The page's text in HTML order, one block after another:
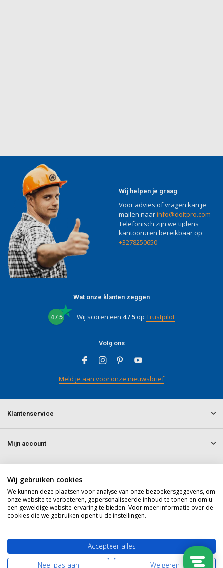
Wij helpen je graag
Voor advies of vragen kan je
mailen naarinfo@doitpro.com
Telefonisch zijn we tijdens
kantooruren bereikbaar op
+3278250650
Wat onze klanten zeggen
4 / 5 Wij scoren een 4 / 5op Trustpilot
Volg ons
Meld je aan voor onze nieuwsbrief
Klantenservice
Mijn account
Contact
Wij gebruiken cookies
We kunnen deze plaatsen voor analyse van onze bezoekersgegevens, om
onze website te verbeteren, gepersonaliseerde inhoud te tonen en om u
een geweldige website-ervaring te bieden. Voor meer informatie over de
cookies die we gebruiken opent u de instellingen.
Accepteer alles
Nee, pas aan
Weigeren